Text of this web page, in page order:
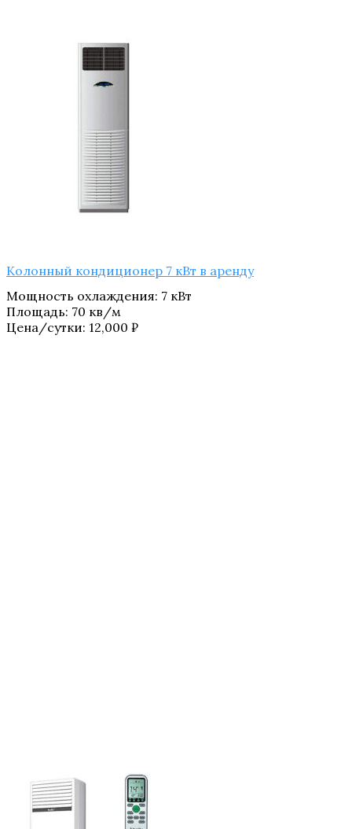
Колонный кондиционер 7 кВт в аренду
Мощность охлаждения: 7 кВт
Площадь: 70 кв/м
Цена/сутки: 12,000 ₽